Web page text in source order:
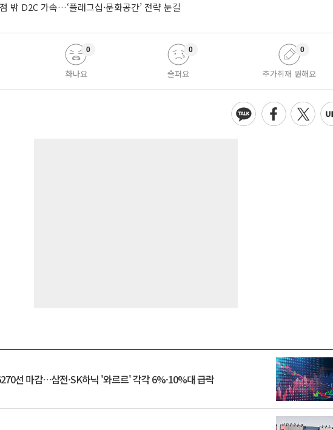
밖 D2C 가속…‘플래그십·문화공간’ 전략 눈길
화나요
0
슬퍼요
0
추가취재 원해요
0
선 마감…삼전·SK하닉 '와르르' 각각 6%·10%대 급락